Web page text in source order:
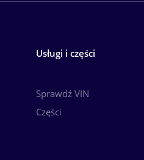
Usługi i części
Sprawdź VIN
Części